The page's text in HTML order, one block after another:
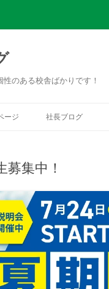
のある校舎ばかりです！
ージ 社長ブログ
集中！